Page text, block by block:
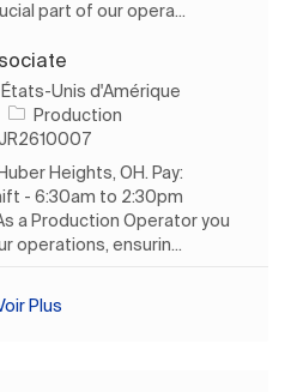
part of our opera...
Unis d'Amérique
Catégorie
Production
l’emploi
JR2610007
Heights, OH. Pay:
- 6:30am to 2:30pm
a Production Operator you
operations, ensurin...
Plus